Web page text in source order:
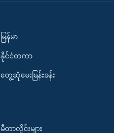
မြန်မာ
နိုင်ငံတကာ
တွေ့ဆုံမေးမြန်းခန်း
မီတာလှိုင်းများ